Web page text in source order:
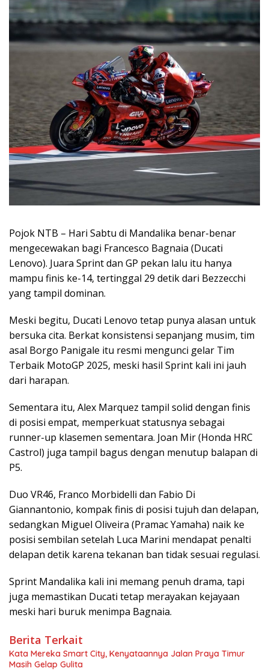
Pojok NTB – Hari Sabtu di Mandalika benar-benar
mengecewakan bagi Francesco Bagnaia (Ducati
Lenovo). Juara Sprint dan GP pekan lalu itu hanya
mampu finis ke-14, tertinggal 29 detik dari Bezzecchi
yang tampil dominan.
Meski begitu, Ducati Lenovo tetap punya alasan untuk
bersuka cita. Berkat konsistensi sepanjang musim, tim
asal Borgo Panigale itu resmi mengunci gelar Tim
Terbaik MotoGP 2025, meski hasil Sprint kali ini jauh
dari harapan.
Sementara itu, Alex Marquez tampil solid dengan finis
di posisi empat, memperkuat statusnya sebagai
runner-up klasemen sementara. Joan Mir (Honda HRC
Castrol) juga tampil bagus dengan menutup balapan di
P5.
Duo VR46, Franco Morbidelli dan Fabio Di
Giannantonio, kompak finis di posisi tujuh dan delapan,
sedangkan Miguel Oliveira (Pramac Yamaha) naik ke
posisi sembilan setelah Luca Marini mendapat penalti
delapan detik karena tekanan ban tidak sesuai regulasi.
Sprint Mandalika kali ini memang penuh drama, tapi
juga memastikan Ducati tetap merayakan kejayaan
meski hari buruk menimpa Bagnaia.
Berita Terkait
Kata Mereka Smart City, Kenyataannya Jalan Praya Timur
Masih Gelap Gulita